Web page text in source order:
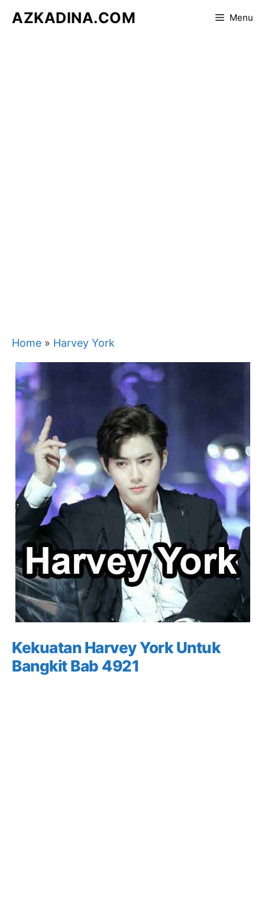
AZKADINA.COM Menu
Home » Harvey York
Kekuatan Harvey York Untuk
Bangkit Bab 4921